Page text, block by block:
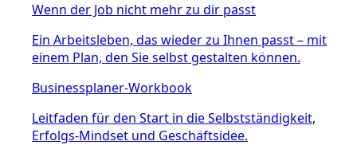
Wenn der Job nicht mehr zu dir passt
Ein Arbeitsleben, das wieder zu Ihnen passt – mit
einem Plan, den Sie selbst gestalten können.
Businessplaner-Workbook
Leitfaden für den Start in die Selbstständigkeit,
Erfolgs-Mindset und Geschäftsidee.